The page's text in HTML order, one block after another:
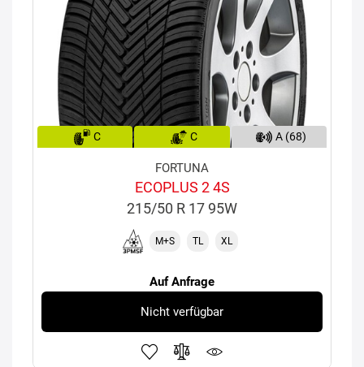
C C A (68)
FORTUNA
ECOPLUS 2 4S
215/50 R 17 95W
M+S TL XL
Auf Anfrage
Nicht verfügbar